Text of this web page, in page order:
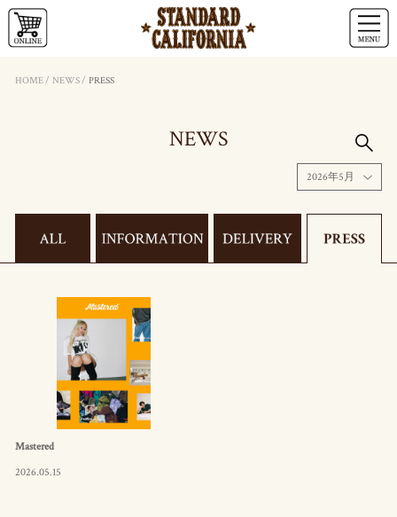
HOME/ NEWS/ PRESS
NEWS
2026年5月
Mastered
2026.05.15